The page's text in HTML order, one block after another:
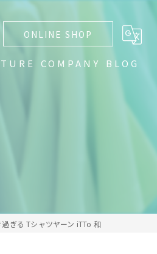
ONLINE SHOP
デーション
COMPANY BLOG
過ぎる Tシャツヤーン iTTo 和